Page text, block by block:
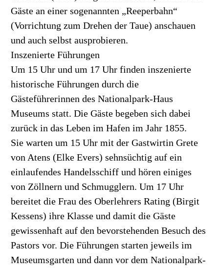
Gäste an einer sogenannten „Reeperbahn“
(Vorrichtung zum Drehen der Taue) anschauen
und auch selbst ausprobieren.
Inszenierte Führungen
Um 15 Uhr und um 17 Uhr finden inszenierte
historische Führungen durch die
Gästeführerinnen des Nationalpark-Haus
Museums statt. Die Gäste begeben sich dabei
zurück in das Leben im Hafen im Jahr 1855.
Sie warten um 15 Uhr mit der Gastwirtin Grete
von Atens (Elke Evers) sehnsüchtig auf ein
einlaufendes Handelsschiff und hören einiges
von Zöllnern und Schmugglern. Um 17 Uhr
bereitet die Frau des Oberlehrers Rating (Birgit
Kessens) ihre Klasse und damit die Gäste
gewissenhaft auf den bevorstehenden Besuch des
Pastors vor. Die Führungen starten jeweils im
Museumsgarten und dann vor dem Nationalpark-